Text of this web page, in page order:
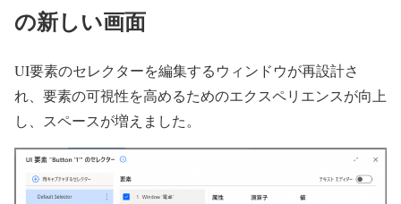
の新しい画面
UI要素のセレクターを編集するウィンドウが再設計さ
れ、要素の可視性を高めるためのエクスペリエンスが向上
し、スペースが増えました。